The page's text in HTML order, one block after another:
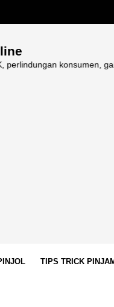
konsumen, galbay
TIPS TRICK